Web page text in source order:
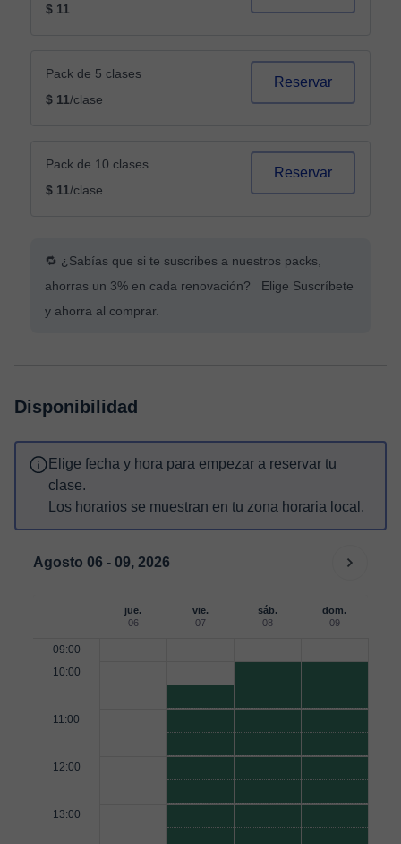
$ 11
Pack de 5 clases
$ 11/clase
Reservar
Pack de 10 clases
$ 11/clase
Reservar
🔁 ¿Sabías que si te suscribes a nuestros packs,
ahorras un 3% en cada renovación? Elige Suscríbete
y ahorra al comprar.
Disponibilidad
Elige fecha y hora para empezar a reservar tu
clase.
Los horarios se muestran en tu zona horaria local.
Agosto 06 - 09, 2026
jue.
06
vie.
07
sáb.
08
dom.
09
09:00
10:00
11:00
12:00
13:00